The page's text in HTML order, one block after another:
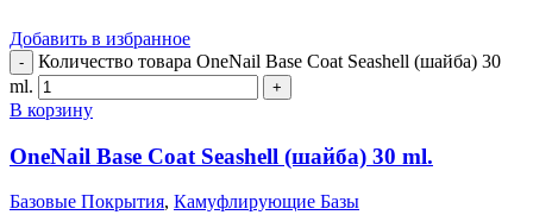
Добавить в избранное
Количество товара OneNail Base Coat Seashell (шайба) 30
ml.
В корзину
OneNail Base Coat Seashell (шайба) 30 ml.
Базовые Покрытия, Камуфлирующие Базы